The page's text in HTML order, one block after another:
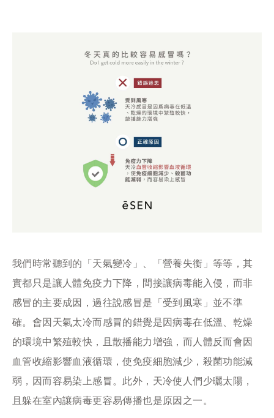
我們時常聽到的「天氣變冷」、「營養失衡」等等，其
實都只是讓人體免疫力下降，間接讓病毒能入侵，而非
感冒的主要成因，過往說感冒是「受到風寒」並不準
確。會因天氣太冷而感冒的錯覺是因病毒在低溫、乾燥
的環境中繁殖較快，且散播能力增強，而人體反而會因
血管收縮影響血液循環，使免疫細胞減少，殺菌功能減
弱，因而容易染上感冒。此外，天冷使人們少曬太陽，
且躲在室內讓病毒更容易傳播也是原因之一。